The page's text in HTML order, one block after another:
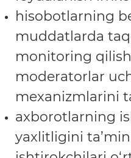
hisobotlarning
muddatlarda
monitoring
moderatorlar
mexanizmlarini
axborotlarning
yaxlitligini